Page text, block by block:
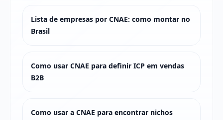
Lista de empresas por CNAE: como montar no
Brasil
Como usar CNAE para definir ICP em vendas
B2B
Como usar a CNAE para encontrar nichos